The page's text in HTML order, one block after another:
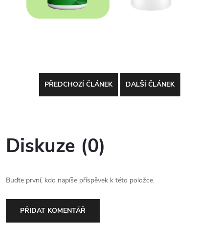
PŘEDCHOZÍ ČLÁNEK DALŠÍ ČLÁNEK
Diskuze (0)
Buďte první, kdo napíše příspěvek k této položce.
PŘIDAT KOMENTÁŘ